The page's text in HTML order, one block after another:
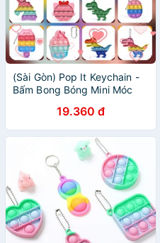
(Sài Gòn) Pop It Keychain -
Bấm Bong Bóng Mini Móc
Kiểm Định Chất Lượng FDA
& EN71)
19.360 đ